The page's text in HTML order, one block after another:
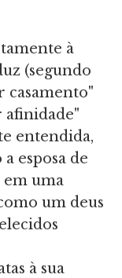
à
(segundo
casamento"
afinidade"
entendida,
esposa de
em uma
um deus
à sua